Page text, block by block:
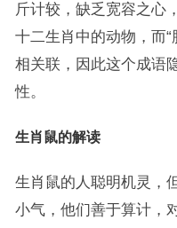
斤计较，缺乏宽容之心
十二生肖中的动物，而
相关联，因此这个成语
性。
生肖鼠的解读
生肖鼠的人聪明机灵，
小气，他们善于算计，